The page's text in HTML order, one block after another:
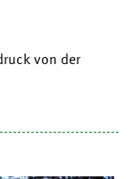
von der